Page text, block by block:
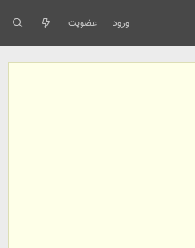
ورود عضویت